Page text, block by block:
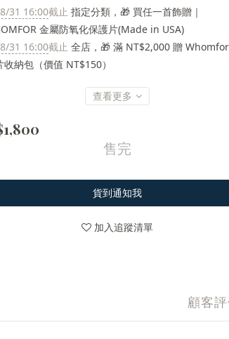
31 16:00截止 指定分類，🎁 買任一首飾贈｜
金屬防氧化保護片(Made in USA)
31 16:00截止 全店，🎁 滿 NT$2,000 贈
收納包（價值 NT$150）
查看更多
售完
貨到通知我
加入追蹤清單
顧客